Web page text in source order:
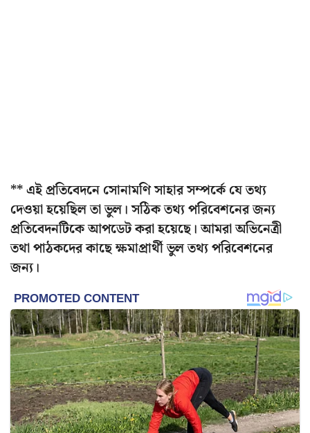
** এই প্রতিবেদনে সোনামণি সাহার সম্পর্কে যে তথ্য
দেওয়া হয়েছিল তা ভুল। সঠিক তথ্য পরিবেশনের জন্য
প্রতিবেদনটিকে আপডেট করা হয়েছে। আমরা অভিনেত্রী
তথা পাঠকদের কাছে ক্ষমাপ্রার্থী ভুল তথ্য পরিবেশনের
জন্য।